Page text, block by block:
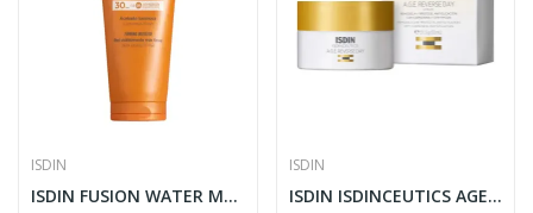
ISDIN
ISDIN FUSION WATER MAGIC BODY GLOW SPF50 50ML
ISDIN
ISDIN ISDINCEUTICS AGE REVERSE DAY CREME 50ML